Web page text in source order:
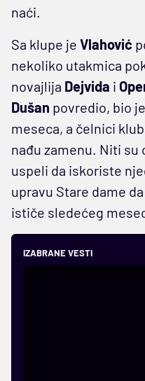
naći.
Sa klupe je Vlahović
nekoliko utakmica
novajlija Dejvida i
Dušan povredio, bio
meseca, a čelnici
nađu zamenu. Niti
uspeli da iskoriste
upravu Stare dame
ističe sledećeg
IZABRANE VESTI